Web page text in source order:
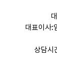
대표이사:
상담시